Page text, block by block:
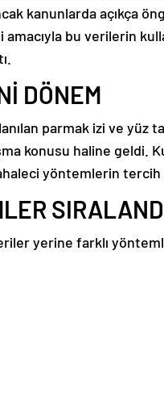
kanunlarda açıkça
bu verilerin
DÖNEM
parmak izi ve yüz
konusu haline geldi.
yöntemlerin
yerine farklı